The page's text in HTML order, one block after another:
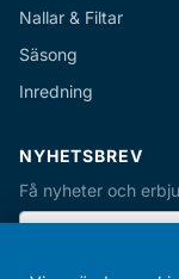
Nallar & Filtar
Säsong
Inredning
NYHETSBREV
Få nyheter och
S